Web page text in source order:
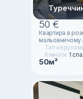
50 €
Квартира в
мальовничому
Тип
Кімнати: 1
50м²